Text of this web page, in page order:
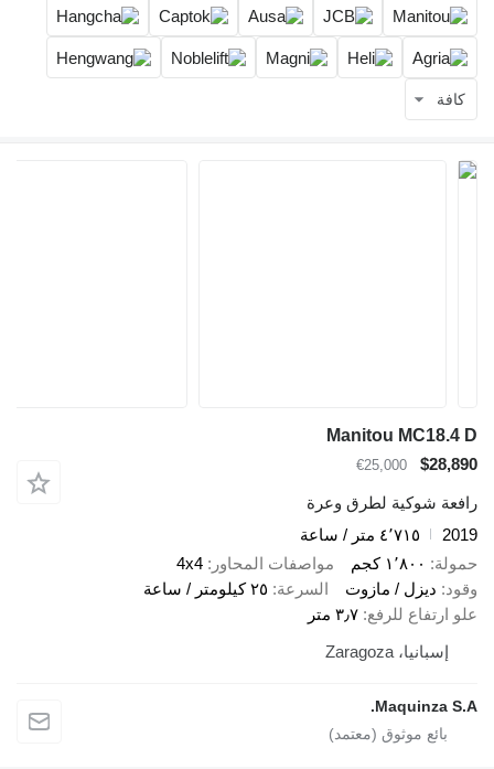
كافة
Manitou MC18.4 D
$28,890
€25,000
رافعة شوكية لطرق وعرة
2019
٤٬٧١٥ متر / ساعة
حمولة
١٬٨٠٠ كجم مواصفات المحاور
4x4
وقود ديزل / مازوت السرعة ٢٥ كيلومتر / ساعة
علو ارتفاع للرفع ٣٫٧ متر
إسبانيا، Zaragoza
Maquinza S.A.